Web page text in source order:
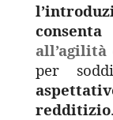
consenta
all’agilità
per
redditizio.